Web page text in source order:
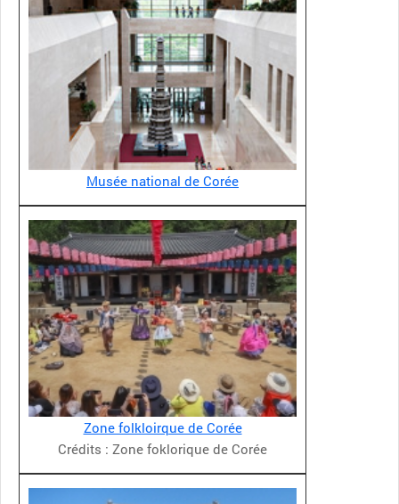
Musée national de Corée
Zone folkloirque de Corée
Crédits : Zone foklorique de Corée